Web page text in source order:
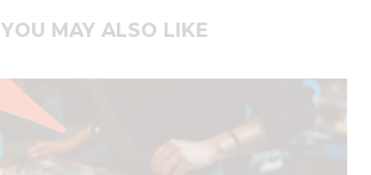
YOU MAY ALSO LIKE